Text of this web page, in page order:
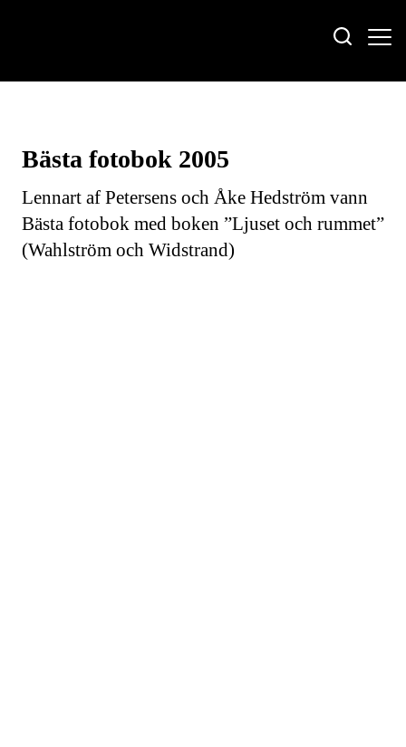
Bästa fotobok 2005
Lennart af Petersens och Åke Hedström vann
Bästa fotobok med boken ”Ljuset och rummet”
(Wahlström och Widstrand)